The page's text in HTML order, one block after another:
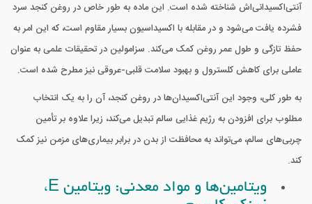
آنتی‌اکسیدانی‌اش شناخته شده است. این ماده به طور خاص در روغن کنجد سرد
فشرده یافت می‌شود و در مقابله با اکسیداسیون بسیار مقاوم است، که این امر به
حفظ تازگی و طول عمر روغن کمک می‌کند. سزامولین در تحقیقات علمی به عنوان
عاملی برای کاهش کلسترول و بهبود سلامت قلبی-عروقی نیز مطرح شده است.
به طور کلی، وجود این آنتی‌اکسیدان‌ها در روغن کنجد، آن را به یک انتخاب
مطلوب برای افزودن به رژیم غذایی سالم تبدیل می‌کند، زیرا علاوه بر تأمین
چربی‌های سالم، می‌تواند به محافظت از بدن در برابر بیماری‌های مزمن نیز کمک
کند.
ویتامین‌ها و مواد معدنی: ویتامین E،